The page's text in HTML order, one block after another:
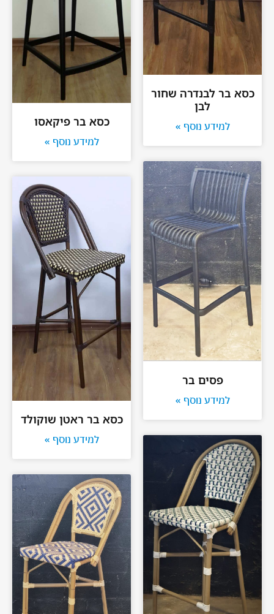
כסא בר לבנדרה שחור
לבן
למידע נוסף » כסא בר פיקאסו
למידע נוסף »
פסים בר
למידע נוסף »
כסא בר ראטן שוקולד
למידע נוסף »